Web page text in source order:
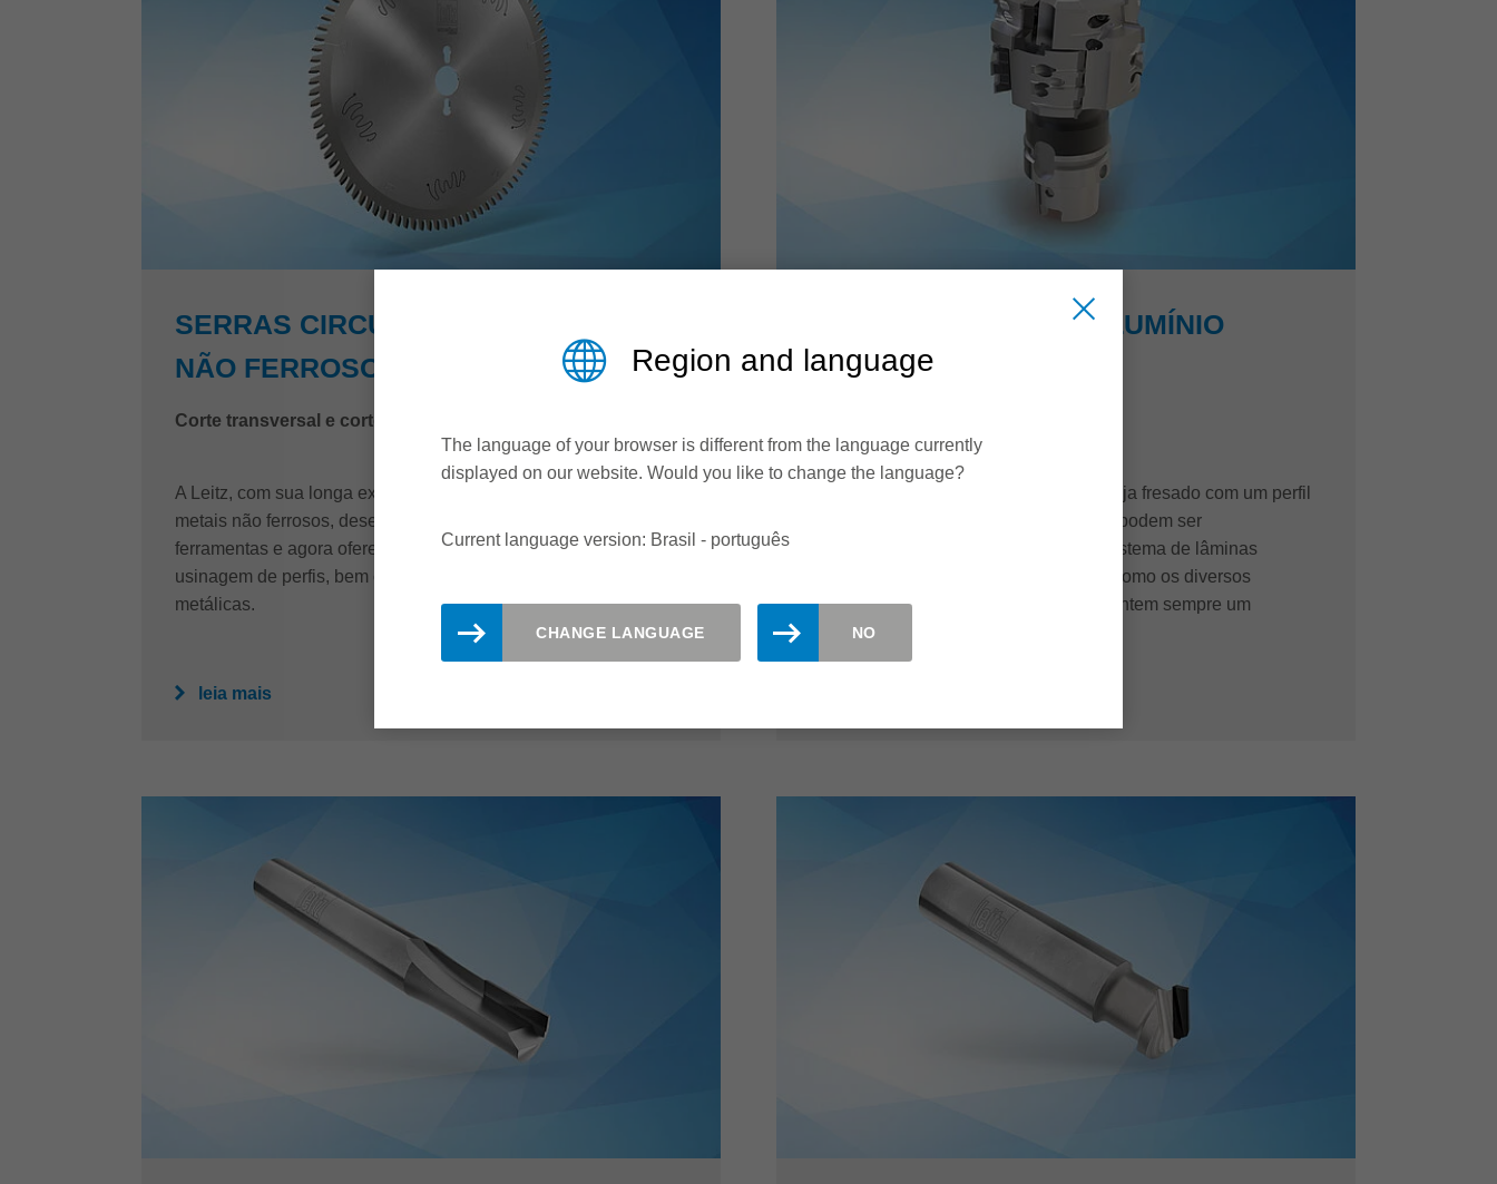
SERRAS CIRCULARES PARA METAIS
NÃO FERROSOS
Corte transversal e cortes angulares
A Leitz, com sua longa experiência na usinagem profissional de
metais não ferrosos, desenvolveu ainda mais sua gama de
ferramentas e agora oferece soluções para inúmeros desafios na
usinagem de perfis, bem como extrusões, painéis ou chapas
metálicas.
leia mais
PROFILCUT Q PARA ALUMÍNIO
O ProfilCut Q permite que o alumínio seja fresado com um perfil
individual. Inúmeras variantes de perfil podem ser
implementadas em uma operação. O sistema de lâminas
intercambiáveis de alta precisão, bem como os diversos
materiais de corte e revestimentos garantem sempre um
resultado perfeito.
Region and language
The language of your browser is different from the language currently
displayed on our website. Would you like to change the language?
Current language version: Brasil - português
CHANGE LANGUAGE NO